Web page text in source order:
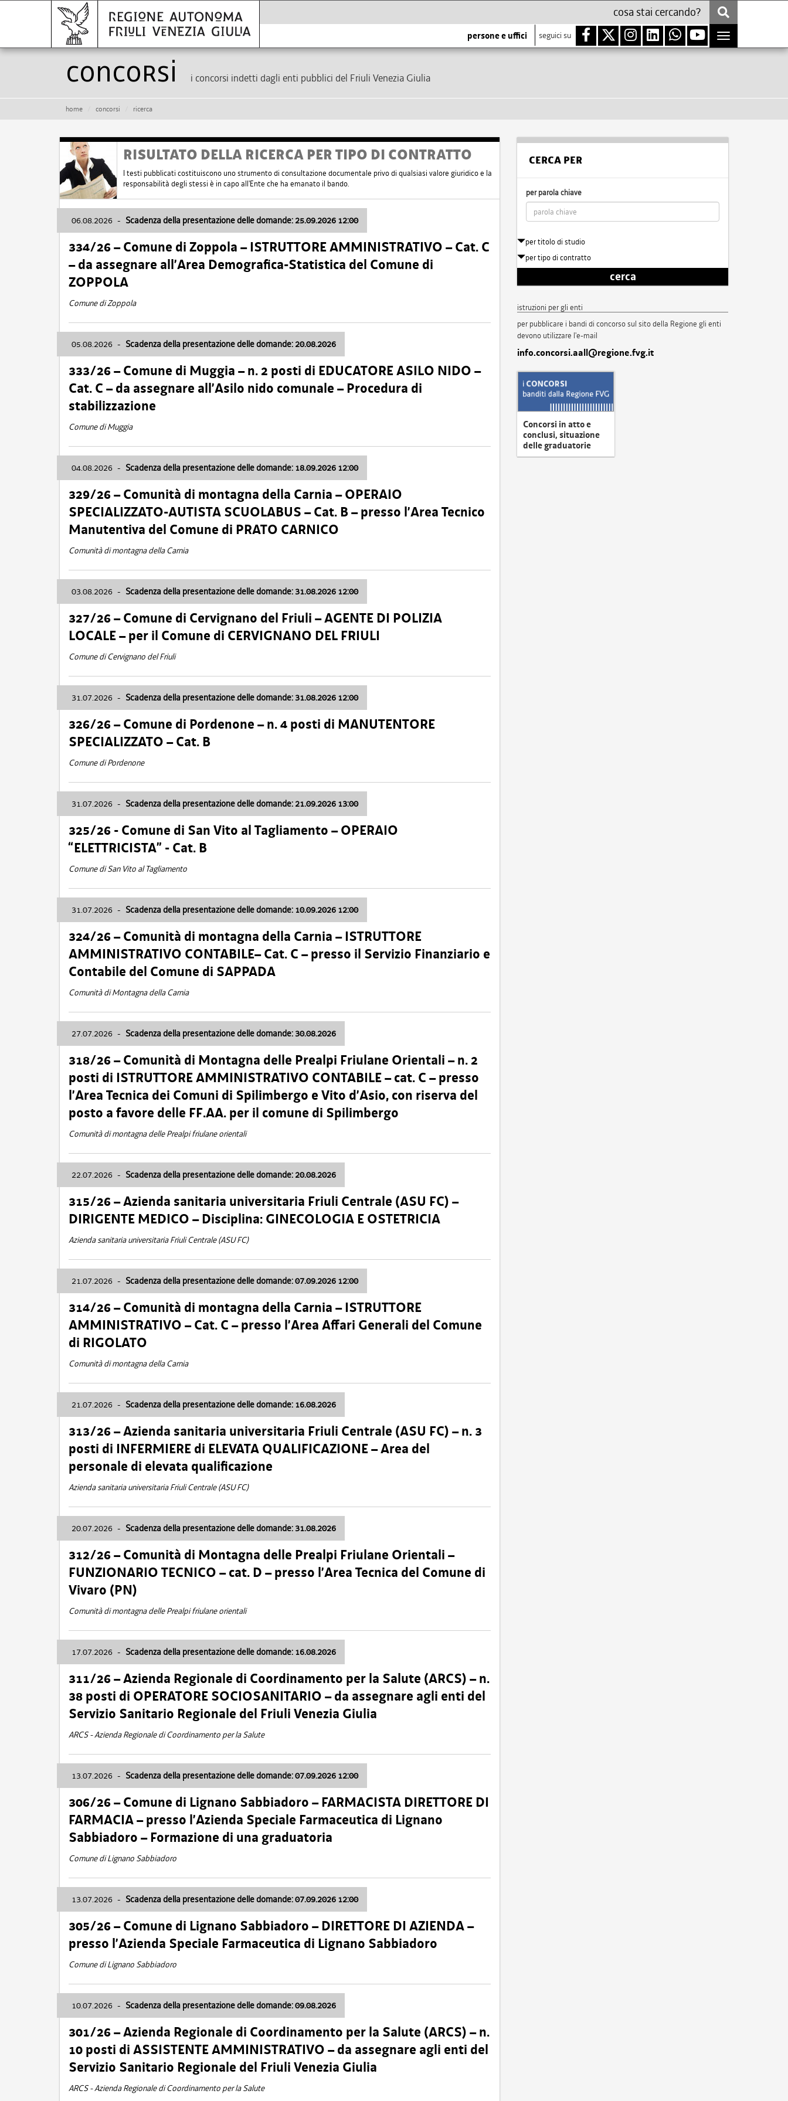
persone e uffici seguici su
Toggle
navigation
Concorsi i concorsi indetti dagli enti pubblici del Friuli Venezia Giulia
home concorsi ricerca
RISULTATO DELLA RICERCA PER TIPO DI CONTRATTO
I testi pubblicati costituiscono uno strumento di consultazione documentale privo di qualsiasi valore giuridico e la
responsabilità degli stessi è in capo all'Ente che ha emanato il bando.
06.08.2026 - Scadenza della presentazione delle domande: 25.09.2026 12:00
334/26 – Comune di Zoppola – ISTRUTTORE AMMINISTRATIVO – Cat. C
– da assegnare all’Area Demografica-Statistica del Comune di
ZOPPOLA
Comune di Zoppola
05.08.2026 - Scadenza della presentazione delle domande: 20.08.2026
333/26 – Comune di Muggia – n. 2 posti di EDUCATORE ASILO NIDO –
Cat. C – da assegnare all’Asilo nido comunale – Procedura di
stabilizzazione
Comune di Muggia
04.08.2026 - Scadenza della presentazione delle domande: 18.09.2026 12:00
329/26 – Comunità di montagna della Carnia – OPERAIO
SPECIALIZZATO-AUTISTA SCUOLABUS – Cat. B – presso l’Area Tecnico
Manutentiva del Comune di PRATO CARNICO
Comunità di montagna della Carnia
03.08.2026 - Scadenza della presentazione delle domande: 31.08.2026 12:00
327/26 – Comune di Cervignano del Friuli – AGENTE DI POLIZIA
LOCALE – per il Comune di CERVIGNANO DEL FRIULI
Comune di Cervignano del Friuli
31.07.2026 - Scadenza della presentazione delle domande: 31.08.2026 12:00
326/26 – Comune di Pordenone – n. 4 posti di MANUTENTORE
SPECIALIZZATO – Cat. B
Comune di Pordenone
31.07.2026 - Scadenza della presentazione delle domande: 21.09.2026 13:00
325/26 - Comune di San Vito al Tagliamento – OPERAIO
“ELETTRICISTA” - Cat. B
Comune di San Vito al Tagliamento
31.07.2026 - Scadenza della presentazione delle domande: 10.09.2026 12:00
324/26 – Comunità di montagna della Carnia – ISTRUTTORE
AMMINISTRATIVO CONTABILE– Cat. C – presso il Servizio Finanziario e
Contabile del Comune di SAPPADA
Comunità di Montagna della Carnia
27.07.2026 - Scadenza della presentazione delle domande: 30.08.2026
318/26 – Comunità di Montagna delle Prealpi Friulane Orientali – n. 2
posti di ISTRUTTORE AMMINISTRATIVO CONTABILE – cat. C – presso
l’Area Tecnica dei Comuni di Spilimbergo e Vito d’Asio, con riserva del
posto a favore delle FF.AA. per il comune di Spilimbergo
Comunità di montagna delle Prealpi friulane orientali
22.07.2026 - Scadenza della presentazione delle domande: 20.08.2026
315/26 – Azienda sanitaria universitaria Friuli Centrale (ASU FC) –
DIRIGENTE MEDICO – Disciplina: GINECOLOGIA E OSTETRICIA
Azienda sanitaria universitaria Friuli Centrale (ASU FC)
21.07.2026 - Scadenza della presentazione delle domande: 07.09.2026 12:00
314/26 – Comunità di montagna della Carnia – ISTRUTTORE
AMMINISTRATIVO – Cat. C – presso l’Area Affari Generali del Comune
di RIGOLATO
Comunità di montagna della Carnia
21.07.2026 - Scadenza della presentazione delle domande: 16.08.2026
313/26 – Azienda sanitaria universitaria Friuli Centrale (ASU FC) – n. 3
posti di INFERMIERE di ELEVATA QUALIFICAZIONE – Area del
personale di elevata qualificazione
Azienda sanitaria universitaria Friuli Centrale (ASU FC)
20.07.2026 - Scadenza della presentazione delle domande: 31.08.2026
312/26 – Comunità di Montagna delle Prealpi Friulane Orientali –
FUNZIONARIO TECNICO – cat. D – presso l’Area Tecnica del Comune di
Vivaro (PN)
Comunità di montagna delle Prealpi friulane orientali
17.07.2026 - Scadenza della presentazione delle domande: 16.08.2026
311/26 – Azienda Regionale di Coordinamento per la Salute (ARCS) – n.
38 posti di OPERATORE SOCIOSANITARIO – da assegnare agli enti del
Servizio Sanitario Regionale del Friuli Venezia Giulia
ARCS - Azienda Regionale di Coordinamento per la Salute
13.07.2026 - Scadenza della presentazione delle domande: 07.09.2026 12:00
306/26 – Comune di Lignano Sabbiadoro – FARMACISTA DIRETTORE DI
FARMACIA – presso l’Azienda Speciale Farmaceutica di Lignano
Sabbiadoro – Formazione di una graduatoria
Comune di Lignano Sabbiadoro
13.07.2026 - Scadenza della presentazione delle domande: 07.09.2026 12:00
305/26 – Comune di Lignano Sabbiadoro – DIRETTORE DI AZIENDA –
presso l’Azienda Speciale Farmaceutica di Lignano Sabbiadoro
Comune di Lignano Sabbiadoro
10.07.2026 - Scadenza della presentazione delle domande: 09.08.2026
301/26 – Azienda Regionale di Coordinamento per la Salute (ARCS) – n.
10 posti di ASSISTENTE AMMINISTRATIVO – da assegnare agli enti del
Servizio Sanitario Regionale del Friuli Venezia Giulia
ARCS - Azienda Regionale di Coordinamento per la Salute
CERCA PER
per parola chiave
per titolo di studio
per tipo di contratto
cerca
istruzioni per gli enti
per pubblicare i bandi di concorso sul sito della Regione gli enti
devono utilizzare l'e-mail
info.concorsi.aall@regione.fvg.it
Concorsi in atto e
conclusi, situazione
delle graduatorie